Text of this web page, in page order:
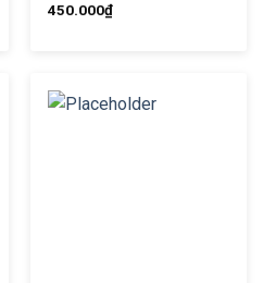
450.000₫